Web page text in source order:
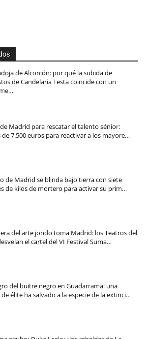
de Alcorcón: por qué la subida de
de Candelaria Testa coincide con un
Madrid para rescatar el talento sénior:
de 7.500 euros para reactivar a los mayore…
de Madrid se blinda bajo tierra con siete
de kilos de mortero para activar su prim…
del arte jondo toma Madrid: los Teatros del
el cartel del VI Festival Suma…
del buitre negro en Guadarrama: una
élite ha salvado a la especie de la extinci…